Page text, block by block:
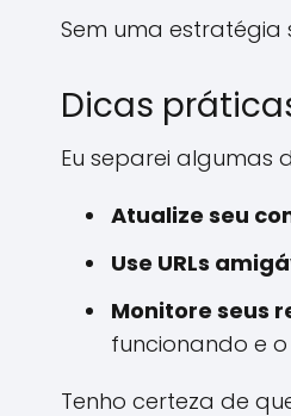
Sem uma estratégia
Dicas
Eu separei algumas
Atualize seu
Use URLs
Monitore seus
funcionando e
Tenho certeza de